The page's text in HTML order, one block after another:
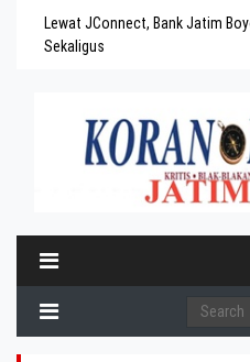
Lewat JConnect, Bank Jatim
Sekaligus